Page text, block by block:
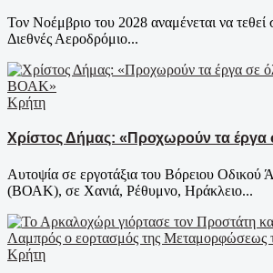
Τον Νοέμβριο του 2028 αναμένεται να τεθεί
Διεθνές Αεροδρόμιο...
Κρήτη
Χρίστος Δήμας: «Προχωρούν τα έργα
Αυτοψία σε εργοτάξια του Βόρειου Οδικού
(ΒΟΑΚ), σε Χανιά, Ρέθυμνο, Ηράκλειο...
Κρήτη